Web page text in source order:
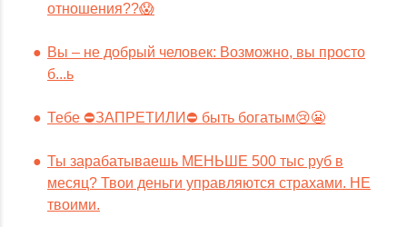
отношения??😱
Вы – не добрый человек: Возможно, вы просто
б...ь
Тебе ⛔️ЗАПРЕТИЛИ⛔️ быть богатым😢😬
Ты зарабатываешь МЕНЬШЕ 500 тыс руб в
месяц? Твои деньги управляются страхами. НЕ
твоими.